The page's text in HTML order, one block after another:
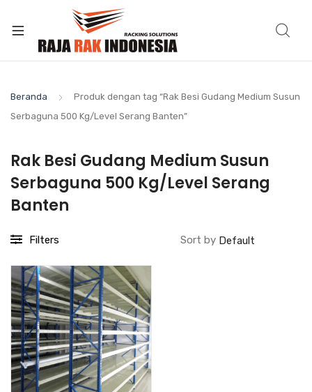
Beranda
Produk dengan tag “Rak Besi Gudang Medium Susun
Serbaguna 500 Kg/Level Serang Banten”
Rak Besi Gudang Medium Susun
Serbaguna 500 Kg/Level Serang
Banten
Filters Sort by